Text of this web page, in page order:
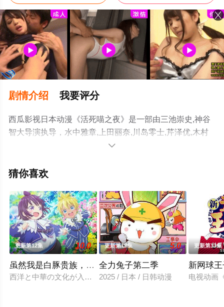
剧情介绍 我要评分
西瓜影视日本动漫《活死喵之夜》是一部由三池崇史,神谷
智大导演执导，水中雅章,上田丽奈,川岛零士,芹泽优,木村
昴,中岛良树,安元洋贵,竹内良太,宫寺智子,兴津和幸,种崎敦
绎的日本动漫，手机免费观看高清未删减完整版动漫全集
或剧情网等平台了解。

猜你喜欢
更新第12集 10.0
虽然我是白豚贵族，但因为我有前世的记忆，所以我在
西洋と中華の文化が入り混じる異世界。その片隅で生まれた
更新第12集 5.0
全力兔子第二季
2025 / 日本 / 日韩动漫
更新第13集
新网球
电视动画